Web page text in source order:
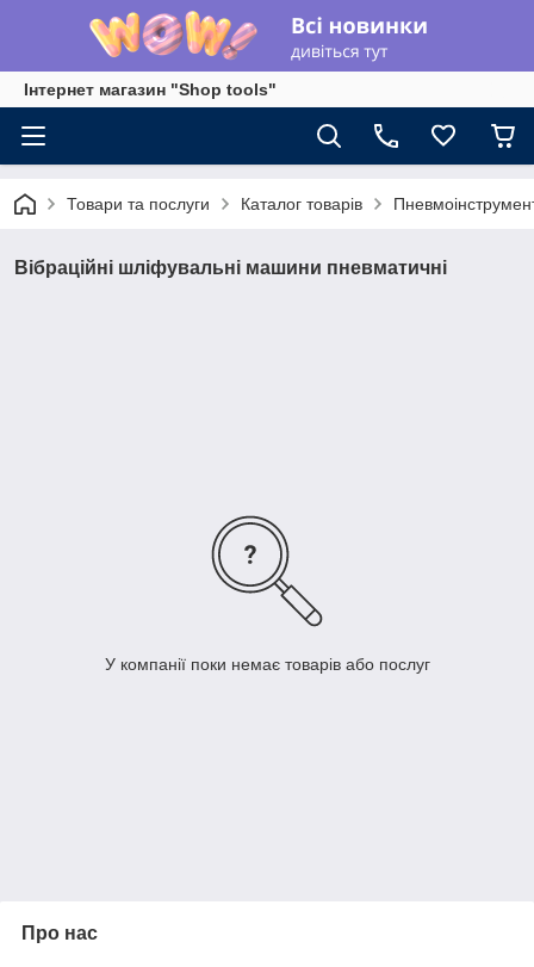
Інтернет магазин "Shop tools"
Товари та послуги Каталог товарів
Вібраційні шліфувальні машини пневматичні
У компанії поки немає товарів або послуг
Про нас